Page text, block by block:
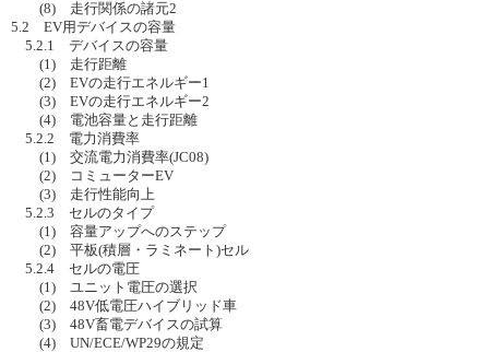
(8) 走行関係の諸元2
5.2 EV用デバイスの容量
5.2.1 デバイスの容量
(1) 走行距離
(2) EVの走行エネルギー1
(3) EVの走行エネルギー2
(4) 電池容量と走行距離
5.2.2 電力消費率
(1) 交流電力消費率(JC08)
(2) コミューターEV
(3) 走行性能向上
5.2.3 セルのタイプ
(1) 容量アップへのステップ
(2) 平板(積層・ラミネート)セル
5.2.4 セルの電圧
(1) ユニット電圧の選択
(2) 48V低電圧ハイブリッド車
(3) 48V畜電デバイスの試算
(4) UN/ECE/WP29の規定